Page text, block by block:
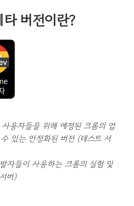
버전이란?
용자들을 위해 예정된 크롬의 업
있는 안정화된 버전 (테스트 서
자들이 사용하는 크롬의 실험 및
버)